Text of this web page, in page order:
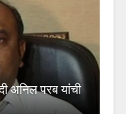
अनिल परब यांची